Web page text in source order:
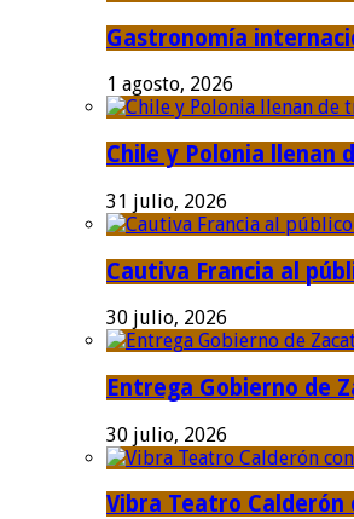
Gastronomía
1 agosto, 2026
Chile y Polonia llenan
31 julio, 2026
Cautiva Francia al
30 julio, 2026
Entrega Gobierno de
30 julio, 2026
Vibra Teatro Calderón